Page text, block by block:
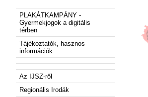
PLAKÁTKAMPÁNY -
Gyermekjogok a digitális
térben
Tájékoztatók, hasznos
információk
Az IJSZ-ről
Regionális Irodák